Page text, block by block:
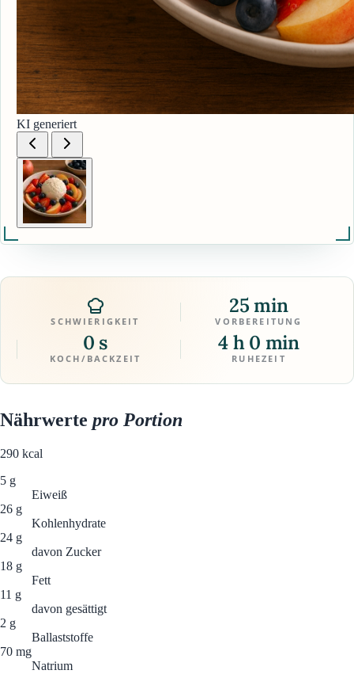
KI generiert
SCHWIERIGKEIT
25 min
VORBEREITUNG
0 s
KOCH/BACKZEIT
4 h 0 min
RUHEZEIT
Nährwerte pro Portion
290 kcal
5 g
Eiweiß
26 g
Kohlenhydrate
24 g
davon Zucker
18 g
Fett
11 g
davon gesättigt
2 g
Ballaststoffe
70 mg
Natrium